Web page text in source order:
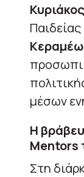
μέσων
Η
Mentors
Στη